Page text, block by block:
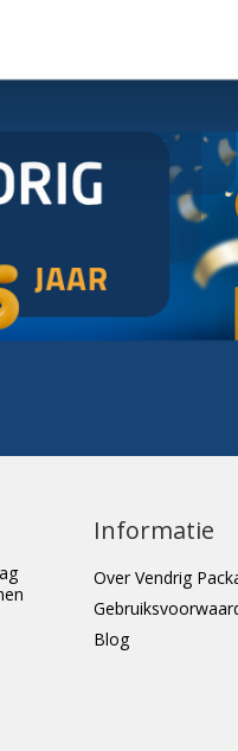
direct 5%
Informatie
Over Vendrig
Blog